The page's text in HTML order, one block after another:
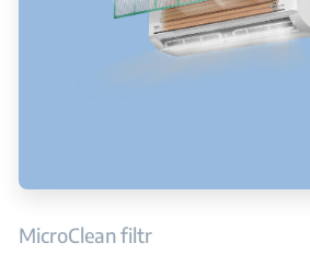
MicroClean filtr